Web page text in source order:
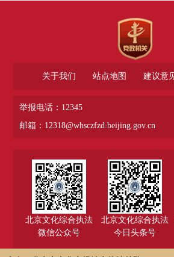
关于我们 站点地图 建议意
举报电话：12345
邮箱：12318@whsczfzd.beijing.gov.cn
北京文化综合执法
微信公众号
北京文化综合执法
今日头条号